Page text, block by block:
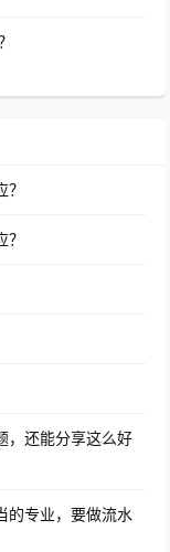
，还能分享这么好
的专业，要做流水